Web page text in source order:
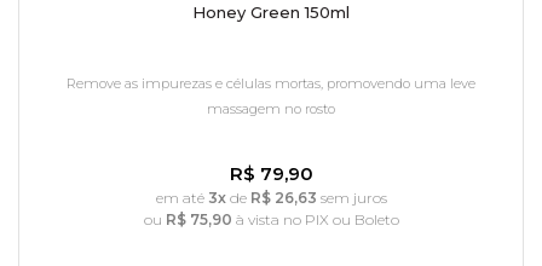
Honey Green 150ml
Remove as impurezas e células mortas, promovendo uma leve
massagem no rosto
R$ 79,90
em até 3xde R$ 26,63 sem juros
ou R$ 75,90 à vista no PIX ou Boleto